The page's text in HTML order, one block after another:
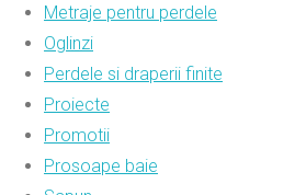
Metraje pentru perdele
Oglinzi
Perdele si draperii finite
Proiecte
Promotii
Prosoape baie